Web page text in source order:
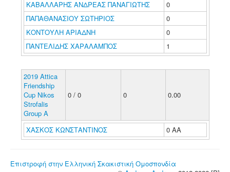
ΚΑΒΑΛΛΑΡΗΣ ΑΝΔΡΕΑΣ ΠΑΝΑΓΙΩΤΗΣ
0
ΠΑΠΑΘΑΝΑΣΙΟΥ ΣΩΤΗΡΙΟΣ
0
ΚΟΝΤΟΥΛΗ ΑΡΙΑΔΝΗ
0
ΠΑΝΤΕΛΙΔΗΣ ΧΑΡΑΛΑΜΠΟΣ
1
2019 Attica
Friendship
Cup Nikos
Strofalis
Group A
0 / 0 0 0.00
ΧΑΣΚΟΣ ΚΩΝΣΤΑΝΤΙΝΟΣ 0 ΑΑ
Επιστροφή στην Ελληνική Σκακιστική Ομοσπονδία